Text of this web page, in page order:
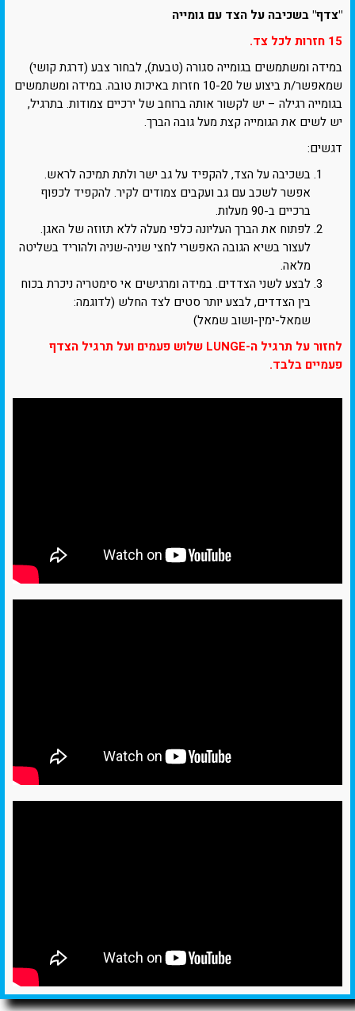
"צדף" בשכיבה על הצד עם גומייה
15 חזרות לכל צד.
במידה ומשתמשים בגומייה סגורה (טבעת), לבחור צבע (דרגת קושי)
שמאפשר/ת ביצוע של 10-20 חזרות באיכות טובה. במידה ומשתמשים
בגומייה רגילה – יש לקשור אותה ברוחב של ירכיים צמודות. בתרגיל,
יש לשים את הגומייה קצת מעל גובה הברך.
דגשים:
בשכיבה על הצד, להקפיד על גב ישר ולתת תמיכה לראש.
אפשר לשכב עם גב ועקבים צמודים לקיר. להקפיד לכפוף
ברכיים ב-90 מעלות.
לפתוח את הברך העליונה כלפי מעלה ללא תזוזה של האגן.
לעצור בשיא הגובה האפשרי לחצי שניה-שניה ולהוריד בשליטה
מלאה.
לבצע לשני הצדדים. במידה ומרגישים אי סימטריה ניכרת בכוח
בין הצדדים, לבצע יותר סטים לצד החלש (לדוגמה:
שמאל-ימין-ושוב שמאל)
לחזור על תרגיל ה-LUNGE שלוש פעמים ועל תרגיל הצדף
פעמיים בלבד.